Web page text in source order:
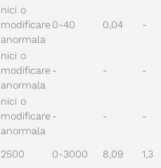
nici o
modificare
anormala
0-40 0,04 -
nici o
modificare
anormala
- - -
nici o
modificare
anormala
- - -
2500 0-3000 8,09 1,3